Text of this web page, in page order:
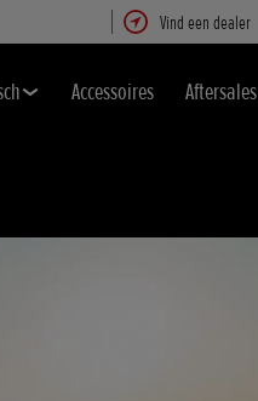
Vind een dealer
Accessoires Aftersales